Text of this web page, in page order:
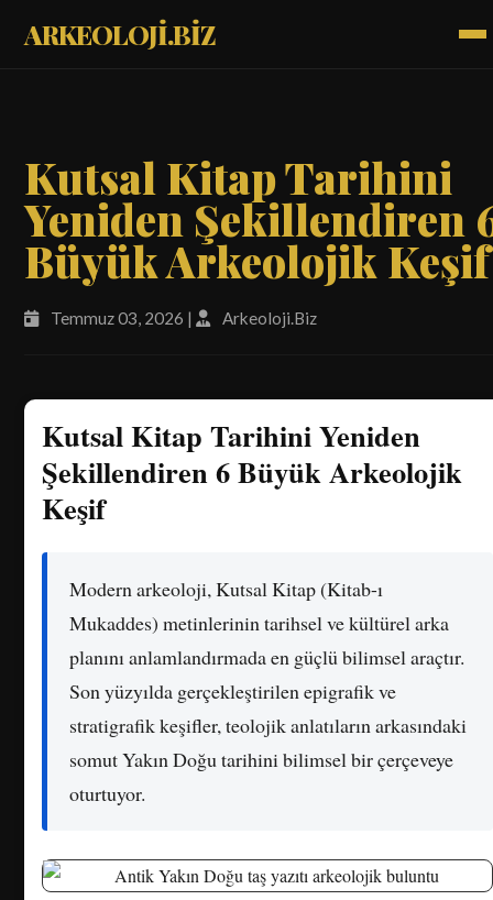
ARKEOLOJİ.BİZ
Kutsal Kitap Tarihini
Yeniden Şekillendiren
Büyük Arkeolojik Keşif
Temmuz 03, 2026 | Arkeoloji.Biz
Kutsal Kitap Tarihini Yeniden
Şekillendiren 6 Büyük Arkeolojik
Keşif
Modern arkeoloji, Kutsal Kitap (Kitab-ı
Mukaddes) metinlerinin tarihsel ve kültürel arka
planını anlamlandırmada en güçlü bilimsel araçtır.
Son yüzyılda gerçekleştirilen epigrafik ve
stratigrafik keşifler, teolojik anlatıların arkasındaki
somut Yakın Doğu tarihini bilimsel bir çerçeveye
oturtuyor.